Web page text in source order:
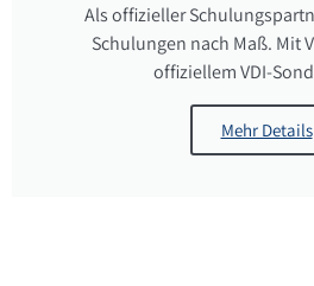
Als offizieller
Schulungen nach Maß. Mit
offiziellem VDI-
Mehr Details